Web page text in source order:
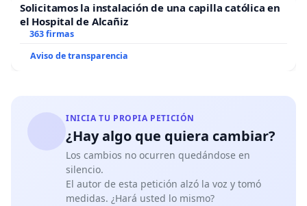
Solicitamos la instalación de una capilla católica en
el Hospital de Alcañiz
363 firmas
Aviso de transparencia
INICIA TU PROPIA PETICIÓN
¿Hay algo que quiera cambiar?
Los cambios no ocurren quedándose en
silencio.
El autor de esta petición alzó la voz y tomó
medidas. ¿Hará usted lo mismo?